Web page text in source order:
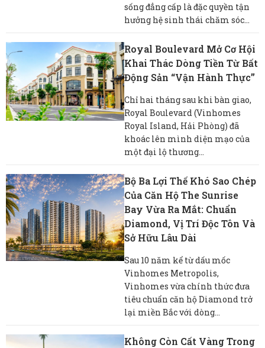
sống đẳng cấp là đặc quyền tận
hưởng hệ sinh thái chăm sóc...
Royal Boulevard Mở Cơ Hội
Khai Thác Dòng Tiền Từ Bất
Động Sản “vận Hành Thực”
Chỉ hai tháng sau khi bàn giao,
Royal Boulevard (Vinhomes
Royal Island, Hải Phòng) đã
khoác lên mình diện mạo của
một đại lộ thương...
Bộ Ba Lợi Thế Khó Sao Chép
Của Căn Hộ The Sunrise
Bay Vừa Ra Mắt: Chuẩn
Diamond, Vị Trí Độc Tôn Và
Sở Hữu Lâu Dài
Sau 10 năm kể từ dấu mốc
Vinhomes Metropolis,
Vinhomes vừa chính thức đưa
tiêu chuẩn căn hộ Diamond trở
lại miền Bắc với dòng...
Không Còn Cất Vàng Trong